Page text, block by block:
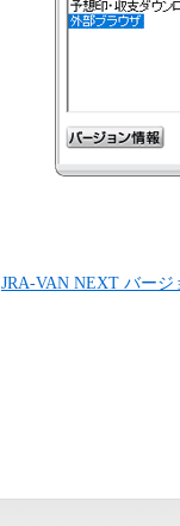
JRA-VAN NEXT バー